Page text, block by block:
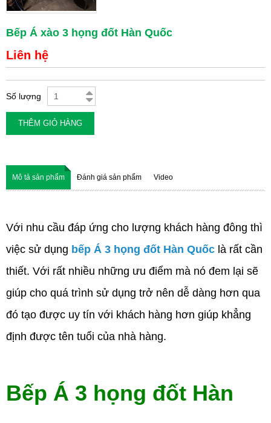
Bếp Á xào 3 họng đốt Hàn Quốc
Liên hệ
Số lượng
THÊM GIỎ HÀNG
Mô tả sản phẩm Đánh giá sản phẩm Video
Với nhu cầu đáp ứng cho lượng khách hàng đông thì
việc sử dụng bếp Á 3 họng đốt Hàn Quốc là rất cần
thiết. Với rất nhiều những ưu điểm mà nó đem lại sẽ
giúp cho quá trình sử dụng trở nên dễ dàng hơn qua
đó tạo được uy tín với khách hàng hơn giúp khẳng
định được tên tuổi của nhà hàng.
Bếp Á 3 họng đốt Hàn